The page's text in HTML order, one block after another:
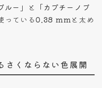
ルー」 と
「カプチーノブ
っている0.38 mmと太め
さくならない色展開